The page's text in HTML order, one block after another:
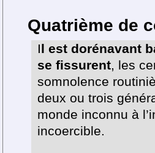
Quatrième de
Il est dorénavant
se fissurent , les
somnolence
deux ou trois
monde inconnu à
incoercible.